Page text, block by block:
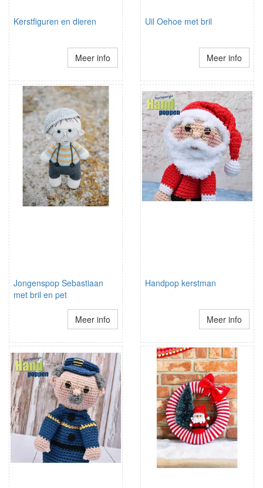
Kerstfiguren en dieren
Meer info
Uil Oehoe met bril
Meer info
Jongenspop Sebastiaan
met bril en pet
Meer info
Handpop kerstman
Meer info